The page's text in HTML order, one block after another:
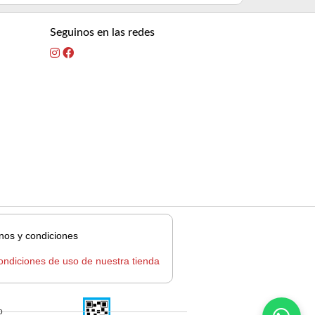
Seguinos en las redes
y condiciones
de uso de nuestra tienda